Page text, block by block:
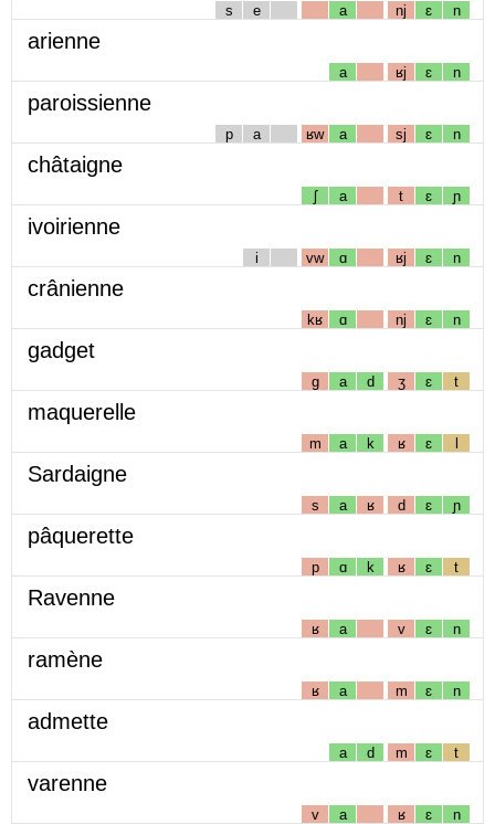
s e a nj ɛ n
arienne
a ʁj ɛ n
paroissienne
p a ʁw a sj ɛ n
châtaigne
ʃ a t ɛ ɲ
ivoirienne
i vw ɑ ʁj ɛ n
crânienne
kʁ ɑ nj ɛ n
gadget
g a d ʒ ɛ t
maquerelle
m a k ʁ ɛ l
Sardaigne
s a ʁ d ɛ ɲ
pâquerette
p ɑ k ʁ ɛ t
Ravenne
ʁ a v ɛ n
ramène
ʁ a m ɛ n
admette
a d m ɛ t
varenne
v a ʁ ɛ n